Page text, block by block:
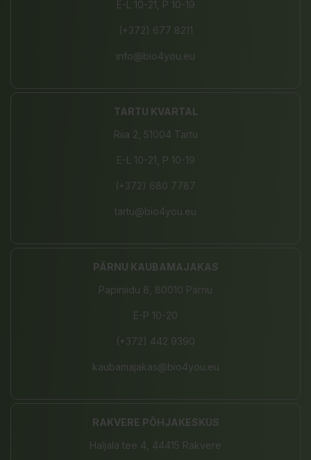
E-L 10-21, P 10-19
(+372) 677 8211
info@bio4you.eu
TARTU KVARTAL
Riia 2, 51004 Tartu
E-L 10-21, P 10-19
(+372) 680 7787
tartu@bio4you.eu
PÄRNU KAUBAMAJAKAS
Papiniidu 8, 80010 Pärnu
E-P 10-20
(+372) 442 9390
kaubamajakas@bio4you.eu
RAKVERE PÕHJAKESKUS
Haljala tee 4, 44415 Rakvere